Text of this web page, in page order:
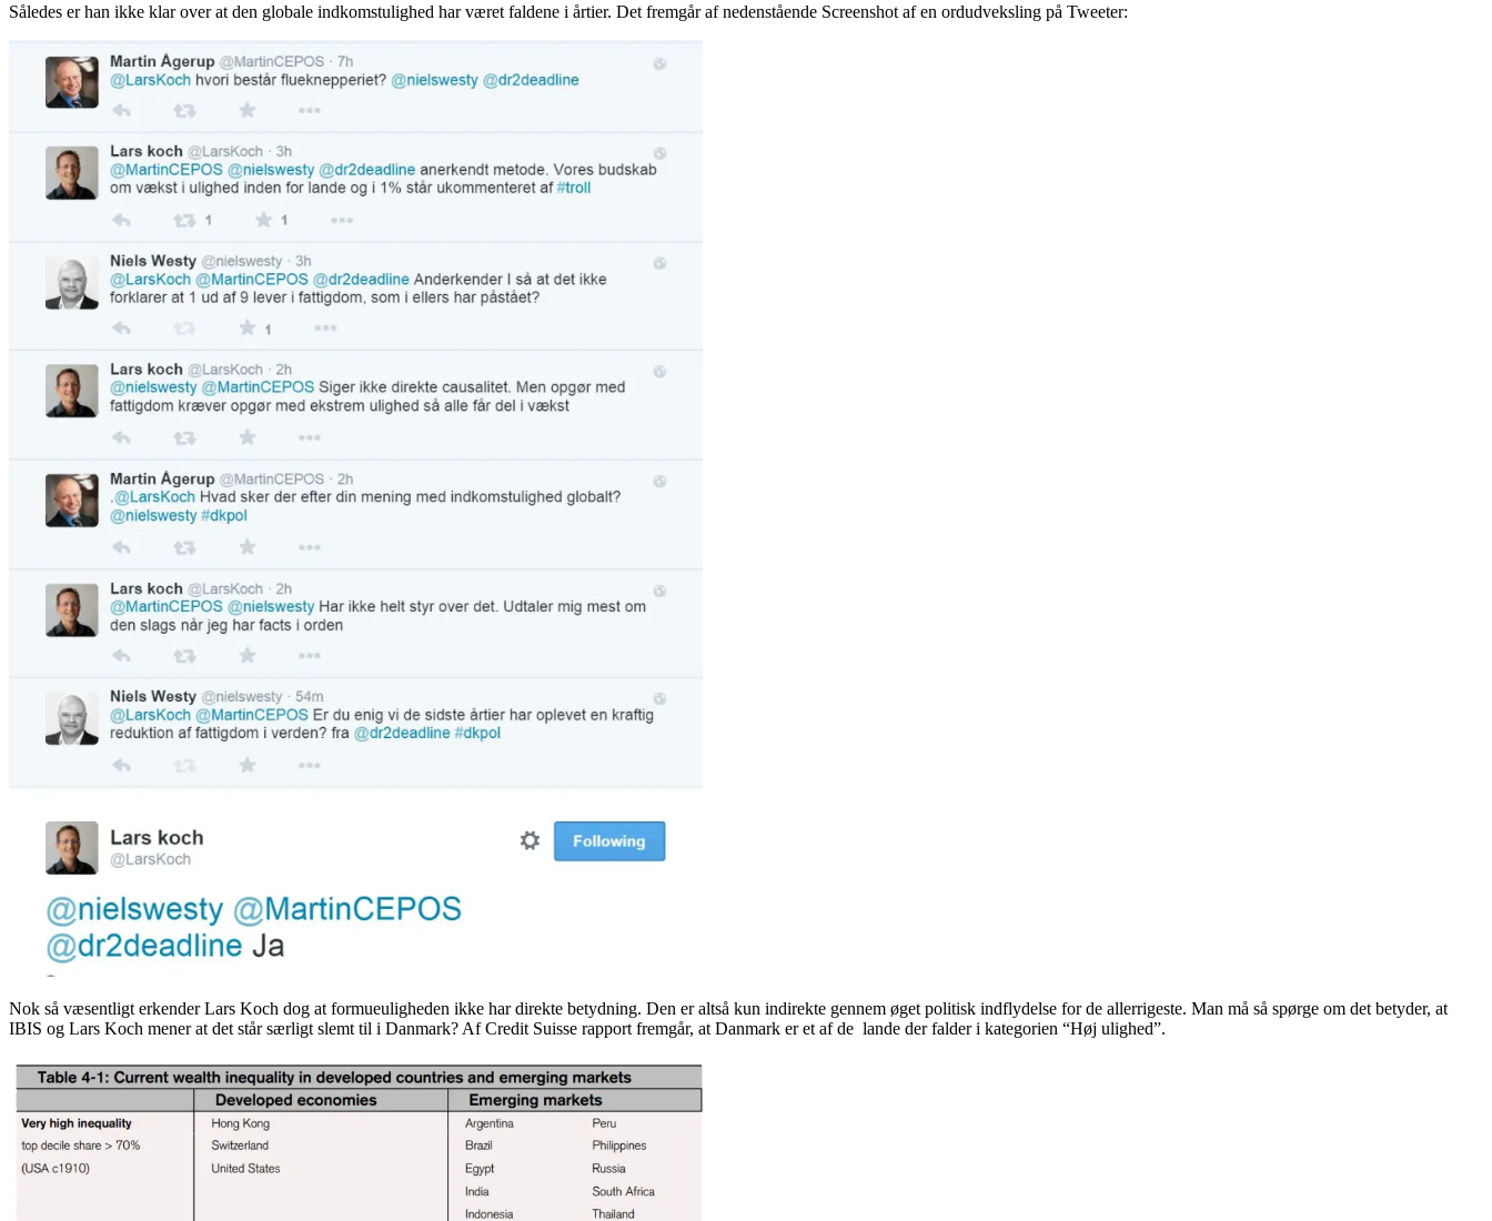
Således er han ikke klar over at den globale indkomstulighed har været faldene i årtier. Det fremgår af nedenstående Screenshot af en ordudveksling på Tweeter:
Nok så væsentligt erkender Lars Koch dog at formueuligheden ikke har direkte betydning. Den er altså kun indirekte gennem øget politisk indflydelse for de allerrigeste. Man må så spørge om det betyder, at
IBIS og Lars Koch mener at det står særligt slemt til i Danmark? Af Credit Suisse rapport fremgår, at Danmark er et af de lande der falder i kategorien “Høj ulighed”.